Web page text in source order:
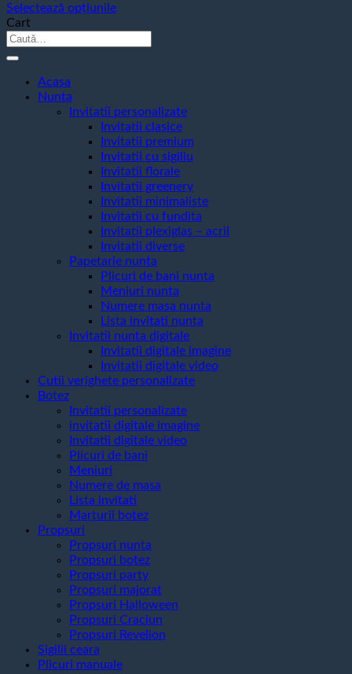
Selectează opțiunile
Acest
produs
multe
variații.
Opțiunile
Cart
Caută
Acasa
Nunta
Invitatii personalizate
Invitatii clasice
Invitatii premium
Invitatii cu sigiliu
Invitatii florale
Invitatii greenery
Invitatii minimaliste
Invitatii cu fundita
Invitatii plexiglas – acril
Invitatii diverse
Papetarie nunta
Plicuri de bani nunta
Meniuri nunta
Numere masa nunta
Lista invitati nunta
Invitatii nunta digitale
Invitatii digitale imagine
Invitatii digitale video
Cutii verighete personalizate
Botez
Invitatii personalizate
invitatii digitale imagine
Invitatii digitale video
Plicuri de bani
Meniuri
Numere de masa
Lista invitati
Marturii botez
Propsuri
Propsuri nunta
Propsuri botez
Propsuri party
Propsuri majorat
Propsuri Halloween
Propsuri Craciun
Propsuri Revelion
Sigilii ceara
Plicuri manuale